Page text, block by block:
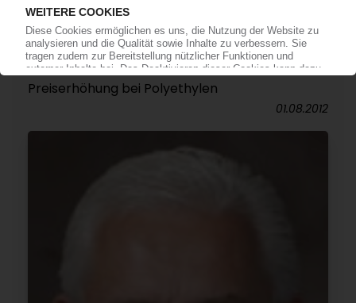
PE zum Jahresbeginn teurer
02.01.2013
DOW
Preiserhöhung bei Polyethylen
01.08.2012